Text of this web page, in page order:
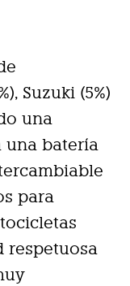
Suzuki (5%)
una
una batería
para
respetuosa